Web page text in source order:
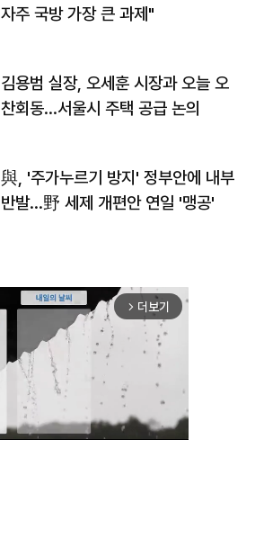
자주 국방 가장 큰 과제"
김용범 실장, 오세훈 시장과 오늘 오
찬회동...서울시 주택 공급 논의
與, '주가누르기 방지' 정부안에 내부
반발…野 세제 개편안 연일 '맹공'
arrow_forward_ios 더보기